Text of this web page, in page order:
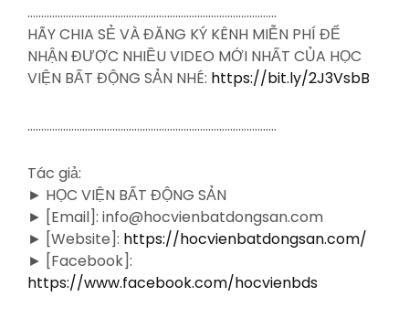
……………………………………………………………………………….
HÃY CHIA SẺ VÀ ĐĂNG KÝ KÊNH MIỄN PHÍ ĐỂ
NHẬN ĐƯỢC NHIỀU VIDEO MỚI NHẤT CỦA HỌC
VIỆN BẤT ĐỘNG SẢN NHÉ: https://bit.ly/2J3VsbB
……………………………………………………………………………….
Tác giả:
► HỌC VIỆN BẤT ĐỘNG SẢN
► [Email]: info@hocvienbatdongsan.com
► [Website]: https://hocvienbatdongsan.com/
► [Facebook]:
https://www.facebook.com/hocvienbds